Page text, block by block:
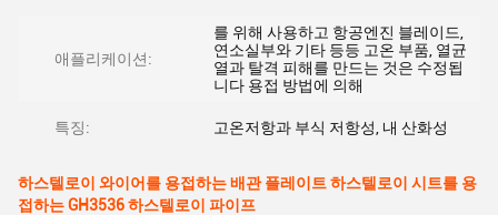
애플리케이션:
를 위해 사용하고 항공엔진 블레이드,
연소실부와 기타 등등 고온 부품, 열균
열과 탈격 피해를 만드는 것은 수정됩
니다 용접 방법에 의해
특징: 고온저항과 부식 저항성, 내 산화성
하스텔로이 와이어를 용접하는 배관 플레이트 하스텔로이 시트를 용
접하는 GH3536 하스텔로이 파이프